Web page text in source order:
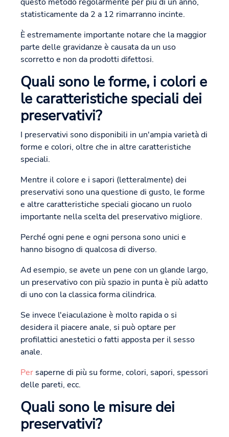
statisticamente da 2 a 12 rimarranno incinte.
È estremamente importante notare che la maggior
parte delle gravidanze è causata da un uso
scorretto e non da prodotti difettosi.
Quali sono le forme, i colori e
le caratteristiche speciali dei
preservativi?
I preservativi sono disponibili in un'ampia varietà di
forme e colori, oltre che in altre caratteristiche
speciali.
Mentre il colore e i sapori (letteralmente) dei
preservativi sono una questione di gusto, le forme
e altre caratteristiche speciali giocano un ruolo
importante nella scelta del preservativo migliore.
Perché ogni pene e ogni persona sono unici e
hanno bisogno di qualcosa di diverso.
Ad esempio, se avete un pene con un glande largo,
un preservativo con più spazio in punta è più adatto
di uno con la classica forma cilindrica.
Se invece l'eiaculazione è molto rapida o si
desidera il piacere anale, si può optare per
profilattici anestetici o fatti apposta per il sesso
anale.
Per saperne di più su forme, colori, sapori, spessori
delle pareti, ecc.
Quali sono le misure dei
preservativi?